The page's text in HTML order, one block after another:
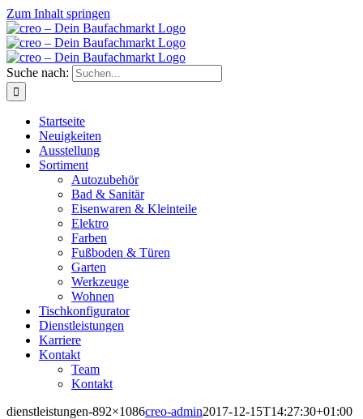
Zum Inhalt springen
Suche nach:
Startseite
Neuigkeiten
Ausstellung
Sortiment
Autozubehör
Bad & Sanitär
Eisenwaren & Kleinteile
Elektro
Farben
Fußboden & Türen
Garten
Werkzeuge
Wohnen
Tischkonfigurator
Dienstleistungen
Karriere
Kontakt
Team
Kontakt
dienstleistungen-892×1086creo-admin2017-12-15T14:27:30+01:00